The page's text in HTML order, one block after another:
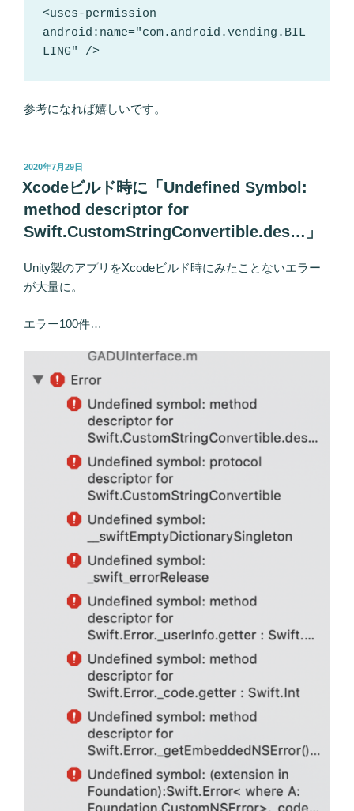
<uses-permission
android:name="com.android.vending.BIL
LING" />
参考になれば嬉しいです。
投
稿
日:
2020年7月29日
Xcodeビルド時に「Undefined Symbol:
method descriptor for
Swift.CustomStringConvertible.des…」
Unity製のアプリをXcodeビルド時にみたことないエラー
が大量に。
エラー100件…